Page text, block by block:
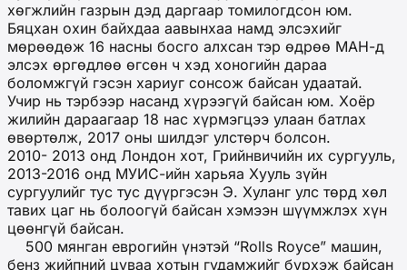
хөгжлийн газрын дэд даргаар томилогдсон юм.
Бяцхан охин байхдаа аавынхаа намд элсэхийг
мөрөөдөж 16 насны босго алхсан тэр өдрөө МАН-д
элсэх өргөдлөө өгсөн ч хэд хоногийн дараа
боломжгүй гэсэн хариуг сонсож байсан удаатай.
Учир нь тэрбээр насанд хүрээгүй байсан юм. Хоёр
жилийн дараагаар 18 нас хүрмэгцээ улаан батлах
өвөртөлж, 2017 оны шилдэг улстөрч болсон.
2010- 2013 онд Лондон хот, Грийнвичийн их сургууль,
2013-2016 онд МУИС-ийн харьяа Хууль зүйн
сургуулийг тус тус дүүргэсэн Э. Хуланг улс төрд хөл
тавих цаг нь болоогүй байсан хэмээн шүүмжлэх хүн
цөөнгүй байсан.
500 мянган еврогийн үнэтэй “Rolls Royce” машин,
бенз жийпний цуваа хотын гудамжийг бүрхэж байсан